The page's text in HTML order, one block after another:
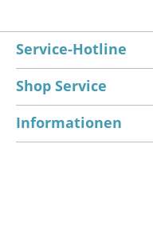
Service-Hotline
Shop Service
Informationen